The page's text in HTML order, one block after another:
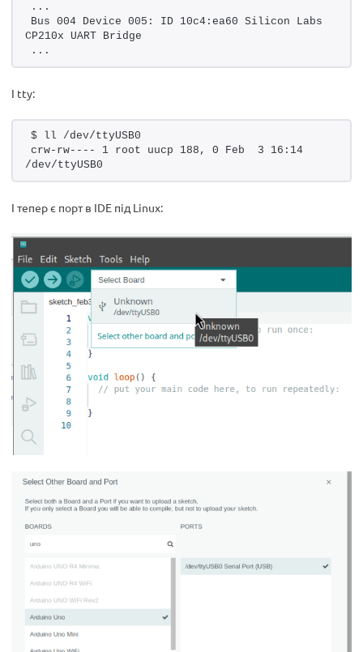
...
Bus 004 Device 005: ID 10c4:ea60 Silicon Labs
CP210x UART Bridge
...
І tty:
$ ll /dev/ttyUSB0
crw-rw---- 1 root uucp 188, 0 Feb  3 16:14
/dev/ttyUSB0
І тепер є порт в IDE під Linux: